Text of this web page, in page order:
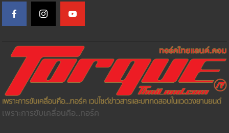
เพราะการขับเคลื่อนคือ...ทอร์ค